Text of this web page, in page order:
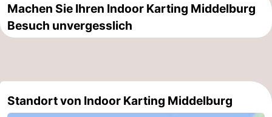
Städte
Führungen
Sport
Schwimmbader
-
Machen Sie Ihren Indoor Karting Middelburg
Besuch unvergesslich
Standort von Indoor Karting Middelburg